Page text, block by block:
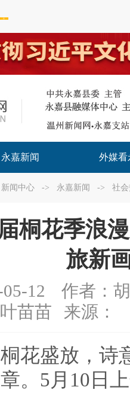
永嘉新闻 外媒看
新闻中心 -> 永嘉新闻 -> 社
桐花季浪
旅新
12
作者：
叶苗苗 来源：
盛放，诗
。5月10日